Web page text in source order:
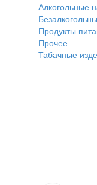
Алкогольные
Продукты
Прочее
Табачные